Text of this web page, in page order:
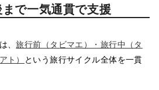
で一気通貫で支援
、旅行前（タビマエ）・旅行中（タ
ト）
という旅行サイクル全体を一貫